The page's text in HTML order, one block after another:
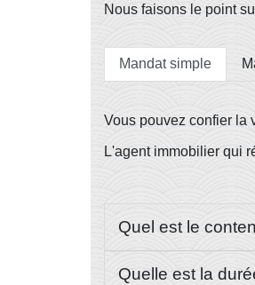
Nous faisons le point
Mandat simple
Vous pouvez confier la
L'agent immobilier qui
Quel est le
Quelle est la